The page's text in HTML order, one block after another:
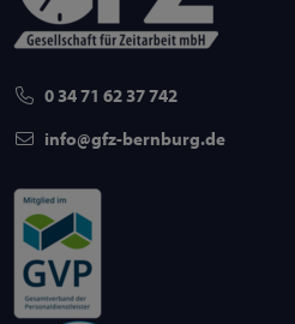
0 34 71 62 37 742
info
gfz-bernburg de